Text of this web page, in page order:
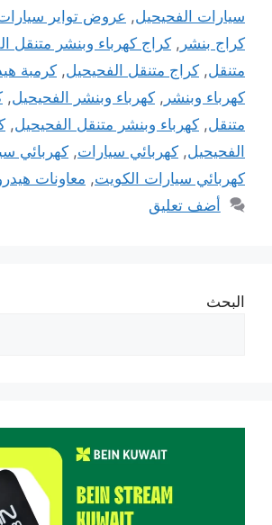
سيارات الفحيحيل, عروض تواير
كراج بنشر , كراج كهرباء وبنشر متنقل
متنقل, كراج متنقل الفحيحيل, كرمبة
كهرباء وبنشر , كهرباء وبنشر الفحيحيل,
متنقل, كهرباء وبنشر متنقل الفحيحيل,
الفحيحيل, كهربائي سيارات, كهربائي
كهربائي سيارات الكويت, معاونات
أضف تعليق
البحث